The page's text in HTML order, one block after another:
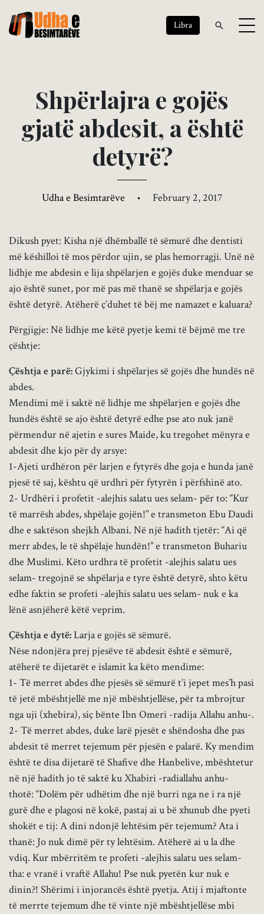
Libra
Shpërlajrae gojës
gjatë abdesit, aështë
detyrë?
Udha e Besimtarëve • February 2, 2017
Dikush pyet: Kisha një dhëmballë të sëmurë dhe dentisti
më këshilloi të mos përdor ujin, se plas hemorragji. Unë në
lidhje me abdesin e lija shpëlarjen e gojës duke menduar se
ajo është sunet, por më pas më thanë se shpëlarja e gojës
është detyrë. Atëherë ç’duhet të bëj me namazet e kaluara?
Përgjigje: Në lidhje me këtë pyetje kemi të bëjmë me tre
çështje:
Çështja e parë:Gjykimi i shpëlarjes së gojës dhe hundës në
abdes.
Mendimi më i saktë në lidhje me shpëlarjen e gojës dhe
hundës është se ajo është detyrë edhe pse ato nuk janë
përmendur në ajetin e sures Maide, ku tregohet mënyra e
abdesit dhe kjo për dy arsye:
1-Ajeti urdhëron për larjen e fytyrës dhe goja e hunda janë
pjesë të saj, kështu që urdhri për fytyrën i përfshinë ato.
2- Urdhëri i profetit -alejhis salatu ues selam- për to: “Kur
të marrësh abdes, shpëlaje gojën!” e transmeton Ebu Daudi
dhe e saktëson shejkh Albani. Në një hadith tjetër: “Ai që
merr abdes, le të shpëlaje hundën!” e transmeton Buhariu
dhe Muslimi. Këto urdhra të profetit -alejhis salatu ues
selam- tregojnë se shpëlarja e tyre është detyrë, shto këtu
edhe faktin se profeti -alejhis salatu ues selam- nuk e ka
lënë asnjëherë këtë veprim.
Çështja e dytë:Larja e gojës së sëmurë.
Nëse ndonjëra prej pjesëve të abdesit është e sëmurë,
atëherë te dijetarët e islamit ka këto mendime:
1- Të merret abdes dhe pjesës së sëmurë t’i jepet mes’h pasi
të jetë mbështjellë me një mbështjellëse, për ta mbrojtur
nga uji (xhebira), siç bënte Ibn Omeri -radija Allahu anhu-.
2- Të merret abdes, duke larë pjesët e shëndosha dhe pas
abdesit të merret tejemum për pjesën e palarë. Ky mendim
është te disa dijetarë të Shafive dhe Hanbelive, mbështetur
në një hadith jo të saktë ku Xhabiri -radiallahu anhu-
thotë: “Dolëm për udhëtim dhe një burri nga ne i ra një
gurë dhe e plagosi në kokë, pastaj ai u bë xhunub dhe pyeti
shokët e tij: A dini ndonjë lehtësim për tejemum? Ata i
thanë: Jo nuk dimë për ty lehtësim. Atëherë ai u la dhe
vdiq. Kur mbërritëm te profeti -alejhis salatu ues selam-
tha: e vranë i vraftë Allahu! Pse nuk pyetën kur nuk e
dinin?! Shërimi i injorancës është pyetja. Atij i mjaftonte
të merrte tejemum dhe të vinte një mbështjellëse mbi